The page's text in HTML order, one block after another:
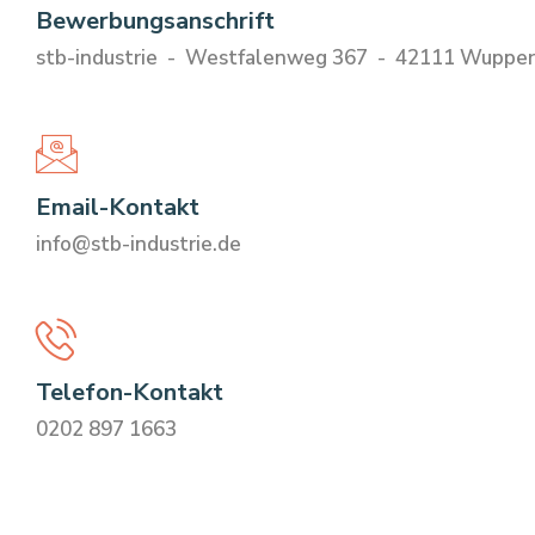
Bewerbungsanschrift
stb-industrie - Westfalenweg 367 - 42111
Email-Kontakt
info@stb-industrie.de
Telefon-Kontakt
0202 897 1663